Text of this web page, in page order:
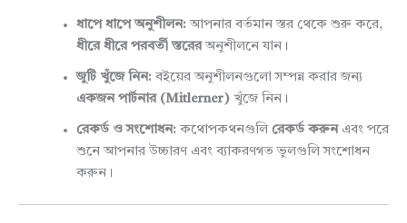
ধাপে ধাপে অনুশীলন: আপনার বর্তমান স্তর থেকে শুরু করে,
ধীরে ধীরে পরবর্তী স্তরেরঅনুশীলনে যান।
জুটি খুঁজে নিন: বইয়ের অনুশীলনগুলো সম্পন্ন করার জন্য
একজন পার্টনার (Mitlerner)খুঁজে নিন।
রেকর্ড ও সংশোধন: কথোপকথনগুলি রেকর্ড করুনএবং পরে
শুনে আপনার উচ্চারণ এবং ব্যাকরণগত ভুলগুলি সংশোধন
করুন।